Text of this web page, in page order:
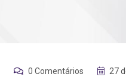
0 Comentários 27